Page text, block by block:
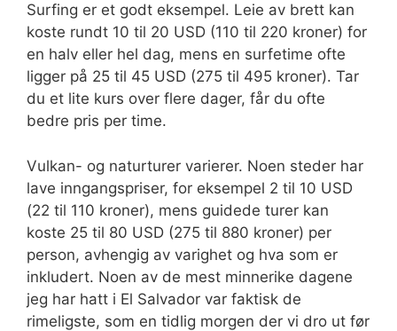
Surfing er et godt eksempel. Leie av brett kan
koste rundt 10 til 20 USD (110 til 220 kroner) for
en halv eller hel dag, mens en surfetime ofte
ligger på 25 til 45 USD (275 til 495 kroner). Tar
du et lite kurs over flere dager, får du ofte
bedre pris per time.
Vulkan- og naturturer varierer. Noen steder har
lave inngangspriser, for eksempel 2 til 10 USD
(22 til 110 kroner), mens guidede turer kan
koste 25 til 80 USD (275 til 880 kroner) per
person, avhengig av varighet og hva som er
inkludert. Noen av de mest minnerike dagene
jeg har hatt i El Salvador var faktisk de
rimeligste, som en tidlig morgen der vi dro ut før